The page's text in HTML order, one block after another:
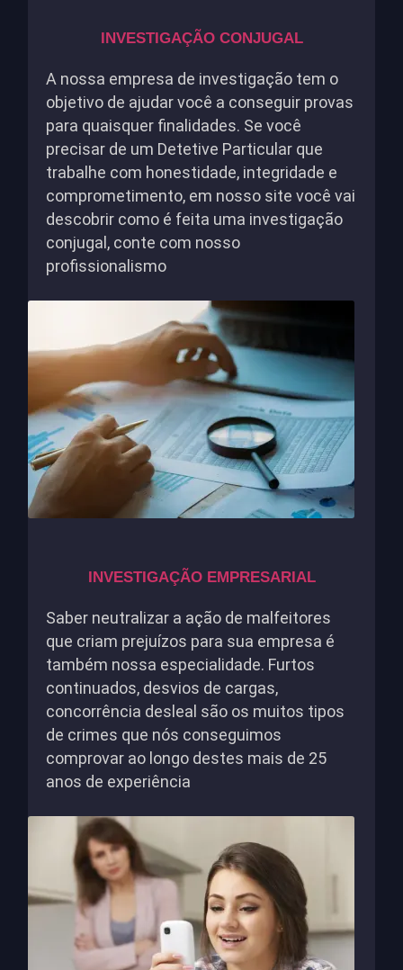
INVESTIGAÇÃO CONJUGAL
A nossa empresa de investigação tem o
objetivo de ajudar você a conseguir provas
para quaisquer finalidades. Se você
precisar de um Detetive Particular que
trabalhe com honestidade, integridade e
comprometimento, em nosso site você vai
descobrir como é feita uma investigação
conjugal, conte com nosso
profissionalismo
INVESTIGAÇÃO EMPRESARIAL
Saber neutralizar a ação de malfeitores
que criam prejuízos para sua empresa é
também nossa especialidade. Furtos
continuados, desvios de cargas,
concorrência desleal são os muitos tipos
de crimes que nós conseguimos
comprovar ao longo destes mais de 25
anos de experiência